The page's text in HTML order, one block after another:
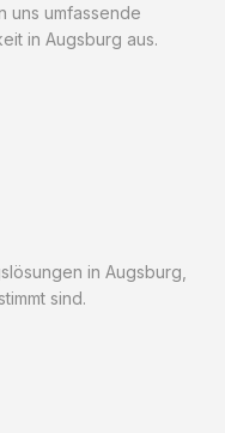
uns umfassende
in Augsburg aus.
in Augsburg,
sind.